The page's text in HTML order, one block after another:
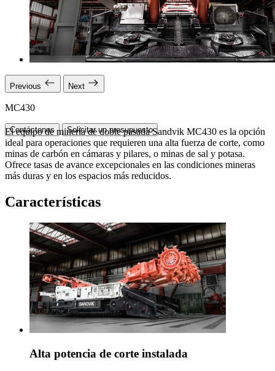
Previous Next
MC430
Contáctenos Solicitar un presupuesto
El equipo de minería de doble pasada Sandvik MC430 es la opción
ideal para operaciones que requieren una alta fuerza de corte, como
minas de carbón en cámaras y pilares, o minas de sal y potasa.
Ofrece tasas de avance excepcionales en las condiciones mineras
más duras y en los espacios más reducidos.
Características
Alta potencia de corte instalada